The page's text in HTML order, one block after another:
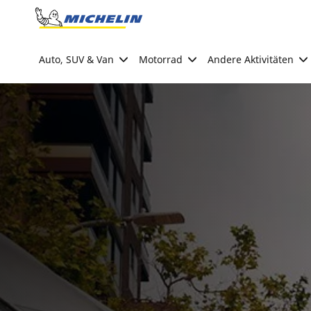
Go to page content
Auto, SUV & Van Motorrad Andere Aktivitäten